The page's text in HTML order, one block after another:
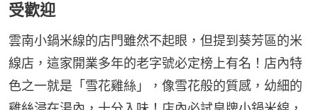
受歡迎
雲南小鍋米線的店門雖然不起眼，但提到葵芳區的米
線店，這家開業多年的老字號必定榜上有名！店內特
色之一就是「雪花雞絲」，像雪花般的質感，幼細的